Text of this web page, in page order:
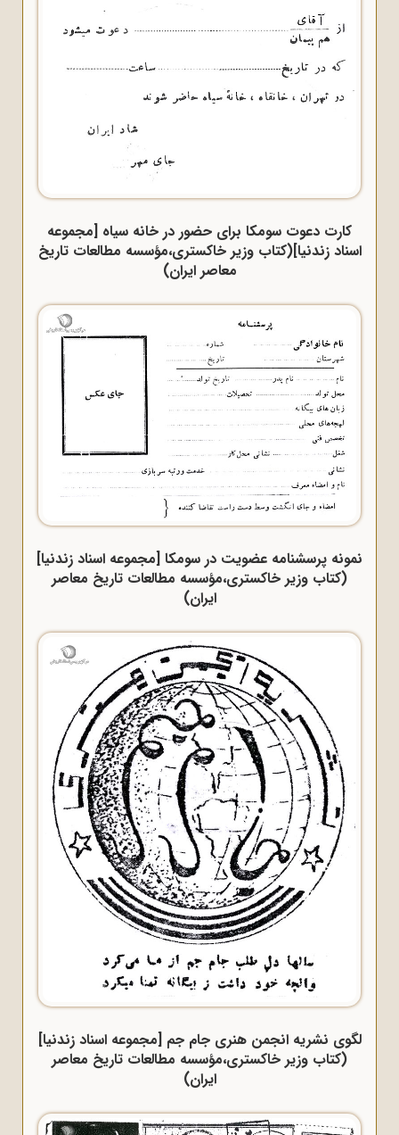
کارت دعوت سومکا برای حضور در خانه سیاه [مجموعه
اسناد زندنیا](کتاب وزیر خاکستری،مؤسسه مطالعات تاریخ
معاصر ایران)
نمونه پرسشنامه عضویت در سومکا [مجموعه اسناد زندنیا]
(کتاب وزیر خاکستری،مؤسسه مطالعات تاریخ معاصر
ایران)
لگوی نشریه انجمن هنری جام جم [مجموعه اسناد زندنیا]
(کتاب وزیر خاکستری،مؤسسه مطالعات تاریخ معاصر
ایران)